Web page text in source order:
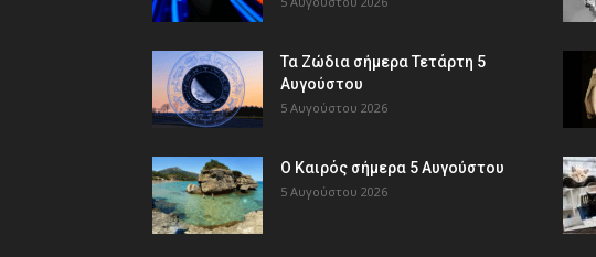
Τα Ζώδια σήμερα Τετάρτη 5
Αυγούστου
5 Αυγούστου 2026
Ο Καιρός σήμερα 5 Αυγούστου
5 Αυγούστου 2026